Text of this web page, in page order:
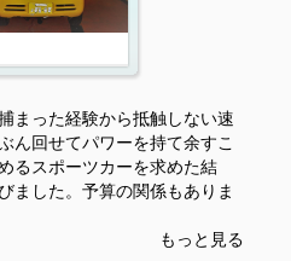
まった経験から抵触しない速
ん回せてパワーを持て余すこ
るスポーツカーを求めた結
ました。予算の関係もありま
もっと見る